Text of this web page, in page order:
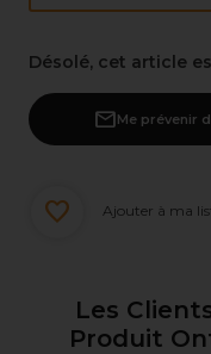
Désolé, cet article
Me prévenir
Ajouter à ma
Les
Produit